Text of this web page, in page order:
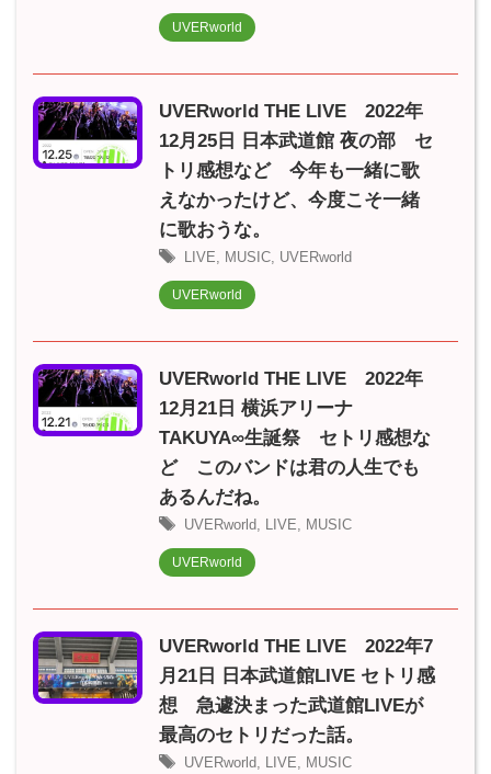
UVERworld
UVERworld THE LIVE 2022年
12月25日 日本武道館 夜の部 セ
トリ感想など 今年も一緒に歌
えなかったけど、今度こそ一緒
に歌おうな。
LIVE, MUSIC, UVERworld
UVERworld
UVERworld THE LIVE 2022年
12月21日 横浜アリーナ
TAKUYA∞生誕祭 セトリ感想な
ど このバンドは君の人生でも
あるんだね。
UVERworld, LIVE, MUSIC
UVERworld
UVERworld THE LIVE 2022年7
月21日 日本武道館LIVE セトリ感
想 急遽決まった武道館LIVEが
最高のセトリだった話。
UVERworld, LIVE, MUSIC